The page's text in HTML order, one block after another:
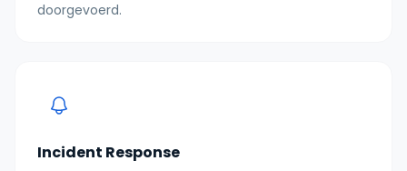
doorgevoerd.
Incident Response